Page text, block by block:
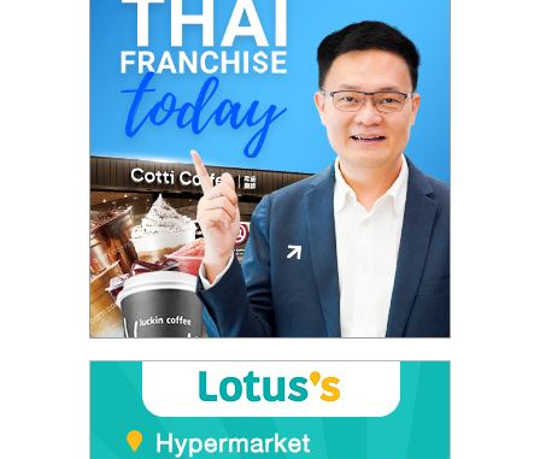
ปรึกษา
การ
ลงทุน
และ
ขยาย